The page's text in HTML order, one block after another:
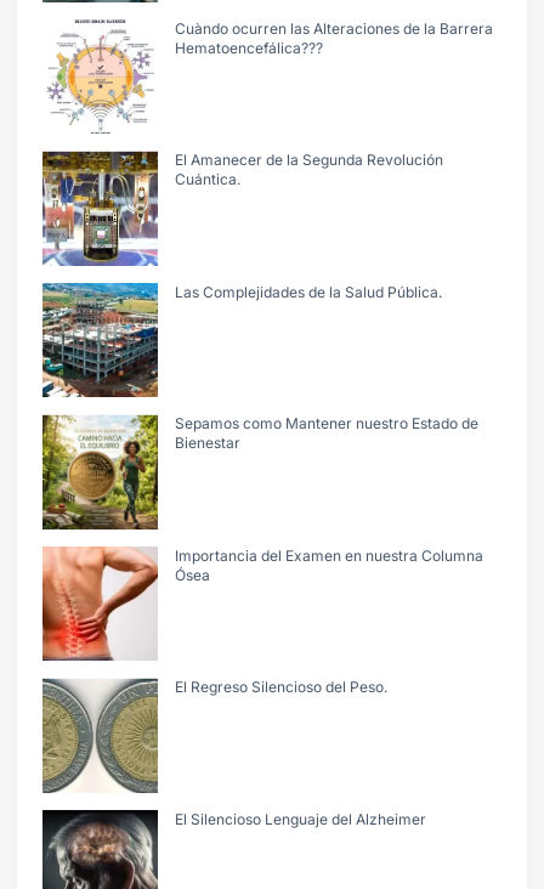
Cuàndo ocurren las Alteraciones de la Barrera
Hematoencefálica???
El Amanecer de la Segunda Revolución
Cuántica.
Las Complejidades de la Salud Pública.
Sepamos como Mantener nuestro Estado de
Bienestar
Importancia del Examen en nuestra Columna
Ósea
El Regreso Silencioso del Peso.
El Silencioso Lenguaje del Alzheimer